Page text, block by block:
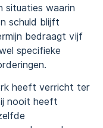
situaties waarin
schuld blijft
bedraagt vijf
specifieke
heeft verricht ter
nooit heeft